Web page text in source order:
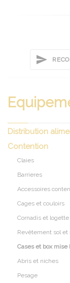
Distribution
Contention
Claies
Barrieres
Accessoires
Cages et couloirs
Cornadis et logette
Revêtement sol et
Cases et box mise
Abris et niches
Pesage